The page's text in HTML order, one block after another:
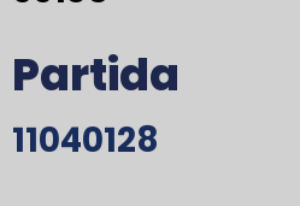
Partida
11040128